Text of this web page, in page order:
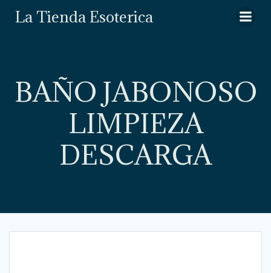
La Tienda Esoterica
BAÑO JABONOSO
LIMPIEZA
DESCARGA